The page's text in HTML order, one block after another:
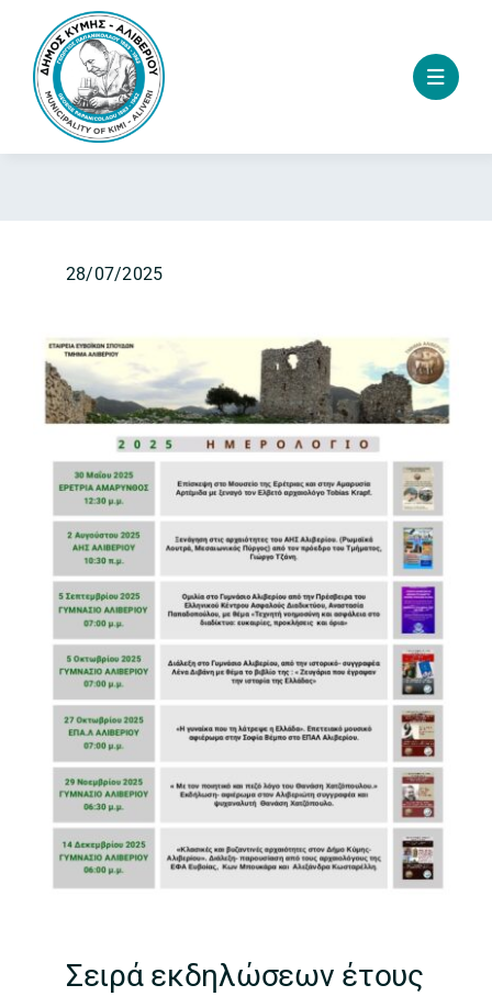
content
28/07/2025
Σειρά εκδηλώσεων έτους